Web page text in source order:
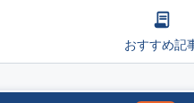
おすすめ記